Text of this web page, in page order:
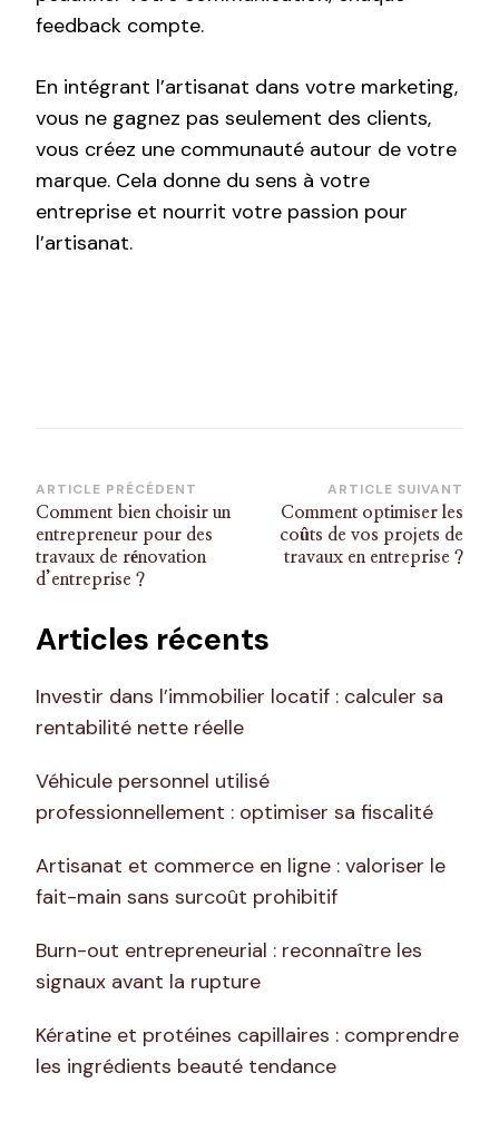
feedback compte.
En intégrant l’artisanat dans votre marketing,
vous ne gagnez pas seulement des clients,
vous créez une communauté autour de votre
marque. Cela donne du sens à votre
entreprise et nourrit votre passion pour
l’artisanat.
Navigation
d’article
ARTICLE PRÉCÉDENT
Comment bien choisir un
entrepreneur pour des
travaux de rénovation
d’entreprise ?
ARTICLE SUIVANT
Comment optimiser les
coûts de vos projets de
travaux en entreprise ?
Articles récents
Investir dans l’immobilier locatif : calculer sa
rentabilité nette réelle
Véhicule personnel utilisé
professionnellement : optimiser sa fiscalité
Artisanat et commerce en ligne : valoriser le
fait-main sans surcoût prohibitif
Burn-out entrepreneurial : reconnaître les
signaux avant la rupture
Kératine et protéines capillaires : comprendre
les ingrédients beauté tendance